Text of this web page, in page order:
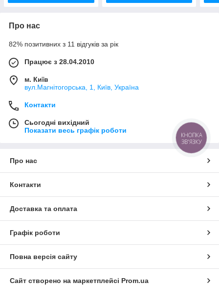
Про нас
82% позитивних з 11 відгуків за рік
Працює з 28.04.2010
м. Київ
вул.Магнітогорська, 1, Київ, Україна
Контакти
Сьогодні вихідний
Показати весь графік роботи
Про нас
Контакти
Доставка та оплата
Графік роботи
Повна версія сайту
Сайт створено на маркетплейсі Prom.ua
КНОПКА
ЗВ'ЯЗКУ